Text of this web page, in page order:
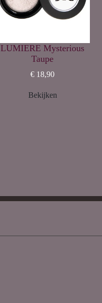
LUMIERE Mysterious
Taupe
€ 18,90
Bekijken